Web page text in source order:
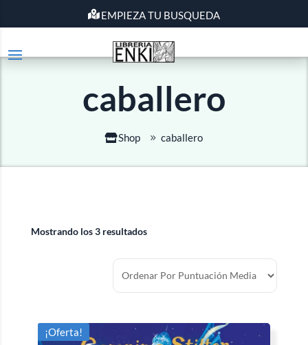
EMPIEZA TU BUSQUEDA
caballero
Shop caballero
Mostrando los 3 resultados
¡Oferta!